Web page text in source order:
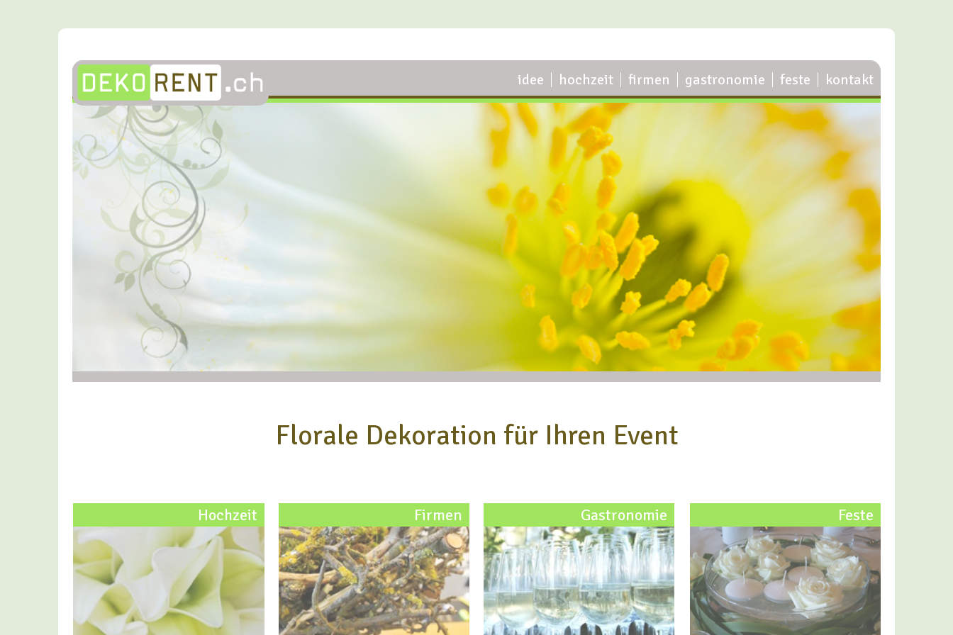
idee hochzeit firmen gastronomie feste kontakt
Florale Dekoration für Ihren Event
Hochzeit Firmen Gastronomie Feste